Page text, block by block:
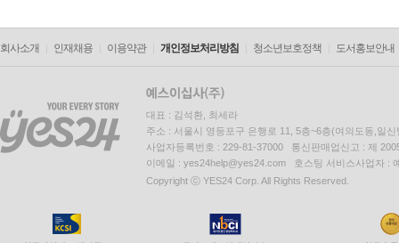
회사소개 인재채용 이용약관 개인정보처리방침 청소년보호정책 도서홍보안내
대표 : 김석환, 최세라
주소 : 서울시 영등포구 은행로 11, 5층~6층(여의도동,일신
사업자등록번호 : 229-81-37000 통신판매업신고 : 제
이메일 : yes24help@yes24.com 호스팅 서비스사업자 :
Copyright ⓒ YES24 Corp. All Rights Reserved.